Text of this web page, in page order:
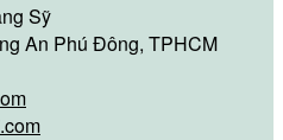
Sỹ
An Phú Đông, TPHCM